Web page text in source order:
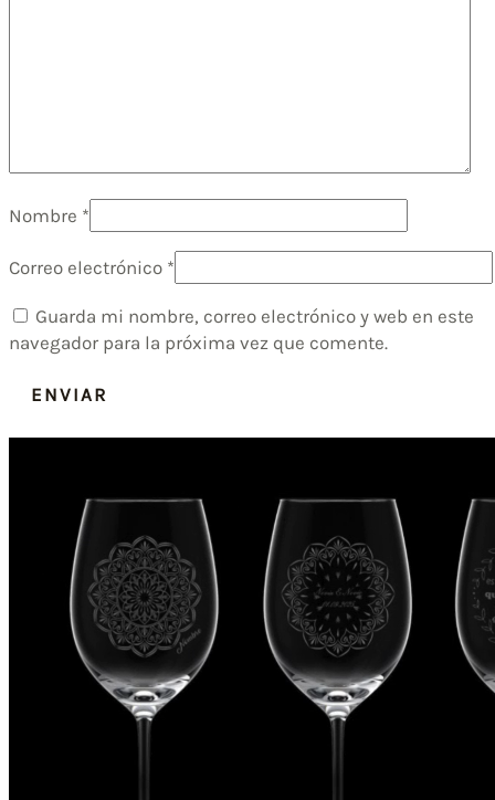
Nombre *
Correo electrónico *
Guarda mi nombre, correo electrónico y web en este
navegador para la próxima vez que comente.